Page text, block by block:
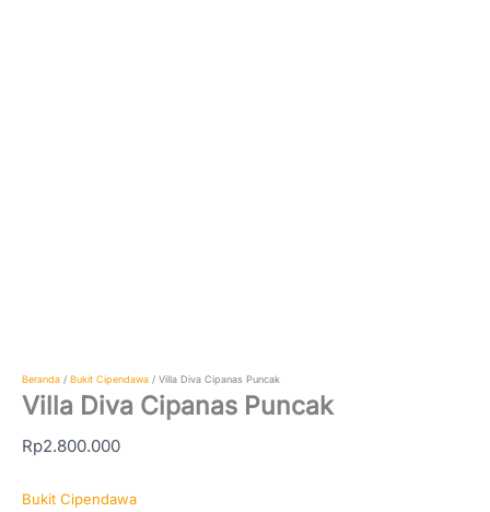
Beranda / Bukit Cipendawa / Villa Diva Cipanas Puncak
Villa Diva Cipanas Puncak
Rp2.800.000
Bukit Cipendawa